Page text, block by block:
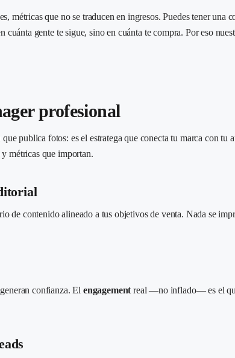
métricas que no se traducen en ingresos. Puedes tener
gente te sigue, sino en cuánta te compra. Por eso
profesional
publica fotos: es el estratega que conecta tu marca con
métricas que importan.
de contenido alineado a tus objetivos de venta. Nada se
confianza. El engagement real —no inflado— es el